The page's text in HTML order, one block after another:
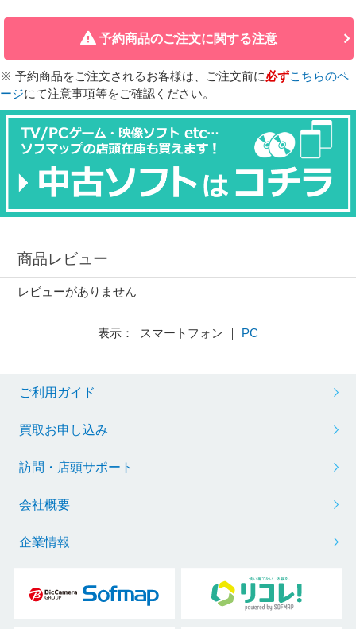
予約商品のご注文に関する注意
※ 予約商品をご注文されるお客様は、ご注文前に必ずこちらのペ
ージにて注意事項等をご確認ください。
商品レビュー
レビューがありません
表示： スマートフォン ｜ PC
ご利用ガイド
買取お申し込み
訪問・店頭サポート
会社概要
企業情報